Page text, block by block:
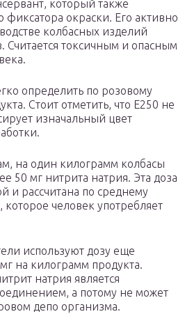
который также
окраски. Его активно
колбасных изделий
Считается токсичным и опасным
определить по розовому
Стоит отметить, что Е250 не
изначальный цвет
на один килограмм колбасы
50 мг нитрита натрия. Эта доза
и рассчитана по среднему
которое человек употребляет
используют дозу еще
на килограмм продукта.
натрия является
а потому не может
депо организма.